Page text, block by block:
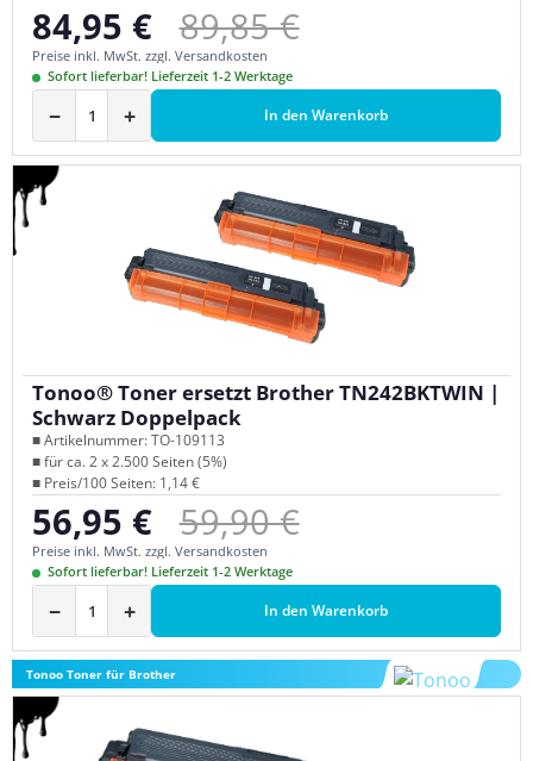
Verkaufspreis:
84,95 € Regulärer Preis:
89,85 €
Preise inkl. MwSt. zzgl. Versandkosten
Sofort lieferbar! Lieferzeit 1-2 Werktage
− + In den Warenkorb
Tonoo® Toner ersetzt Brother TN242BKTWIN |
Schwarz Doppelpack
■ Artikelnummer: TO-109113
■ für ca. 2 x 2.500 Seiten (5%)
■ Preis/100 Seiten: 1,14 €
Verkaufspreis:
56,95 € Regulärer Preis:
59,90 €
Preise inkl. MwSt. zzgl. Versandkosten
Sofort lieferbar! Lieferzeit 1-2 Werktage
− + In den Warenkorb
Tonoo Toner für Brother